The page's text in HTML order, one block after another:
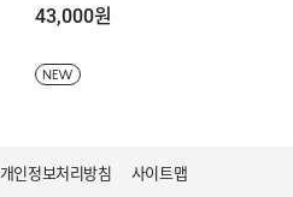
43,000원
NEW
개인정보처리방침 사이트맵